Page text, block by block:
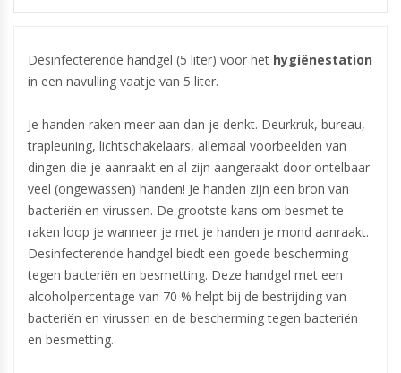
Desinfecterende handgel (5 liter) voor het hygiënestation
in een navulling vaatje van 5 liter.
Je handen raken meer aan dan je denkt. Deurkruk, bureau,
trapleuning, lichtschakelaars, allemaal voorbeelden van
dingen die je aanraakt en al zijn aangeraakt door ontelbaar
veel (ongewassen) handen! Je handen zijn een bron van
bacteriën en virussen. De grootste kans om besmet te
raken loop je wanneer je met je handen je mond aanraakt.
Desinfecterende handgel biedt een goede bescherming
tegen bacteriën en besmetting. Deze handgel met een
alcoholpercentage van 70 % helpt bij de bestrijding van
bacteriën en virussen en de bescherming tegen bacteriën
en besmetting.